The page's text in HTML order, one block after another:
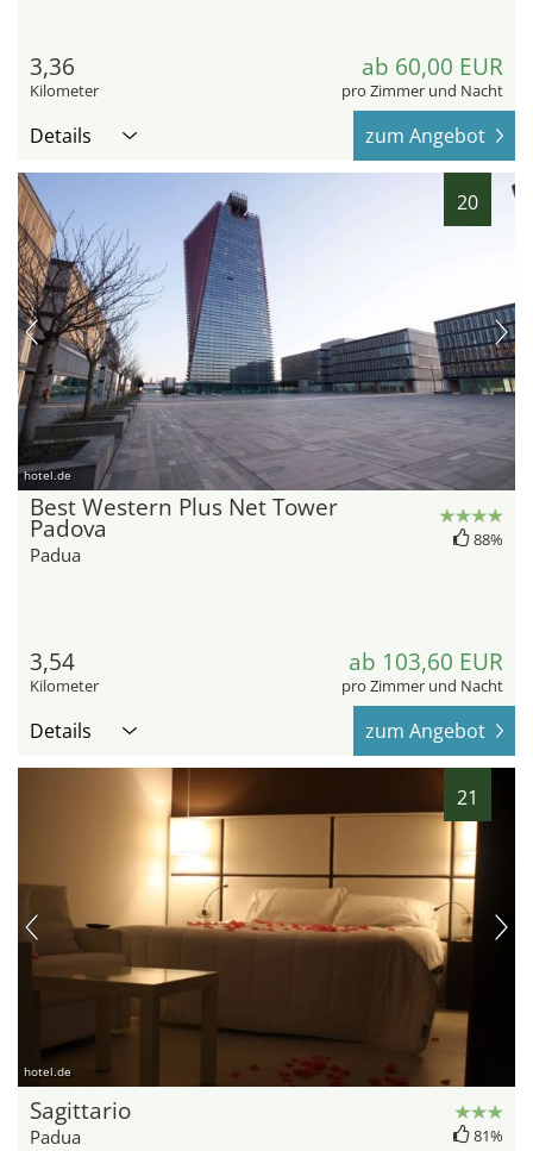
3,36
Kilometer
ab 60,00 EUR
pro Zimmer und Nacht
Details zum Angebot
20
hotel.de
Best Western Plus Net Tower
Padova
Padua
88%
3,54
Kilometer
ab 103,60 EUR
pro Zimmer und Nacht
Details zum Angebot
21
hotel.de
Sagittario
Padua 81%